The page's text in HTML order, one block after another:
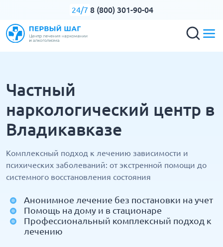
24/7 8 (800) 301-90-04
Частный
наркологический центр в
Владикавказе
Комплексный подход к лечению зависимости и
психических заболеваний: от экстренной помощи до
системного восстановления состояния
Анонимное лечение без постановки на учет
Помощь на дому и в стационаре
Профессиональный комплексный подход к
лечению